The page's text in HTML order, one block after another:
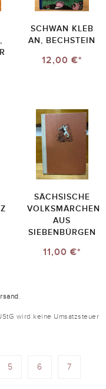
SCHWAN KLEB
AN, BECHSTEIN
12,00 €*
SÄCHSISCHE
VOLKSMÄRCHEN
AUS
SIEBENBÜRGEN
11,00 €*
.
wird keine Umsatzsteuer
5 6 7